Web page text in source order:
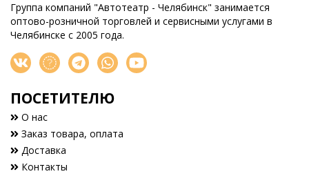
Группа компаний "Автотеатр - Челябинск" занимается
оптово-розничной торговлей и сервисными услугами в
Челябинске с 2005 года.
ПОСЕТИТЕЛЮ
О нас
Заказ товара, оплата
Доставка
Контакты